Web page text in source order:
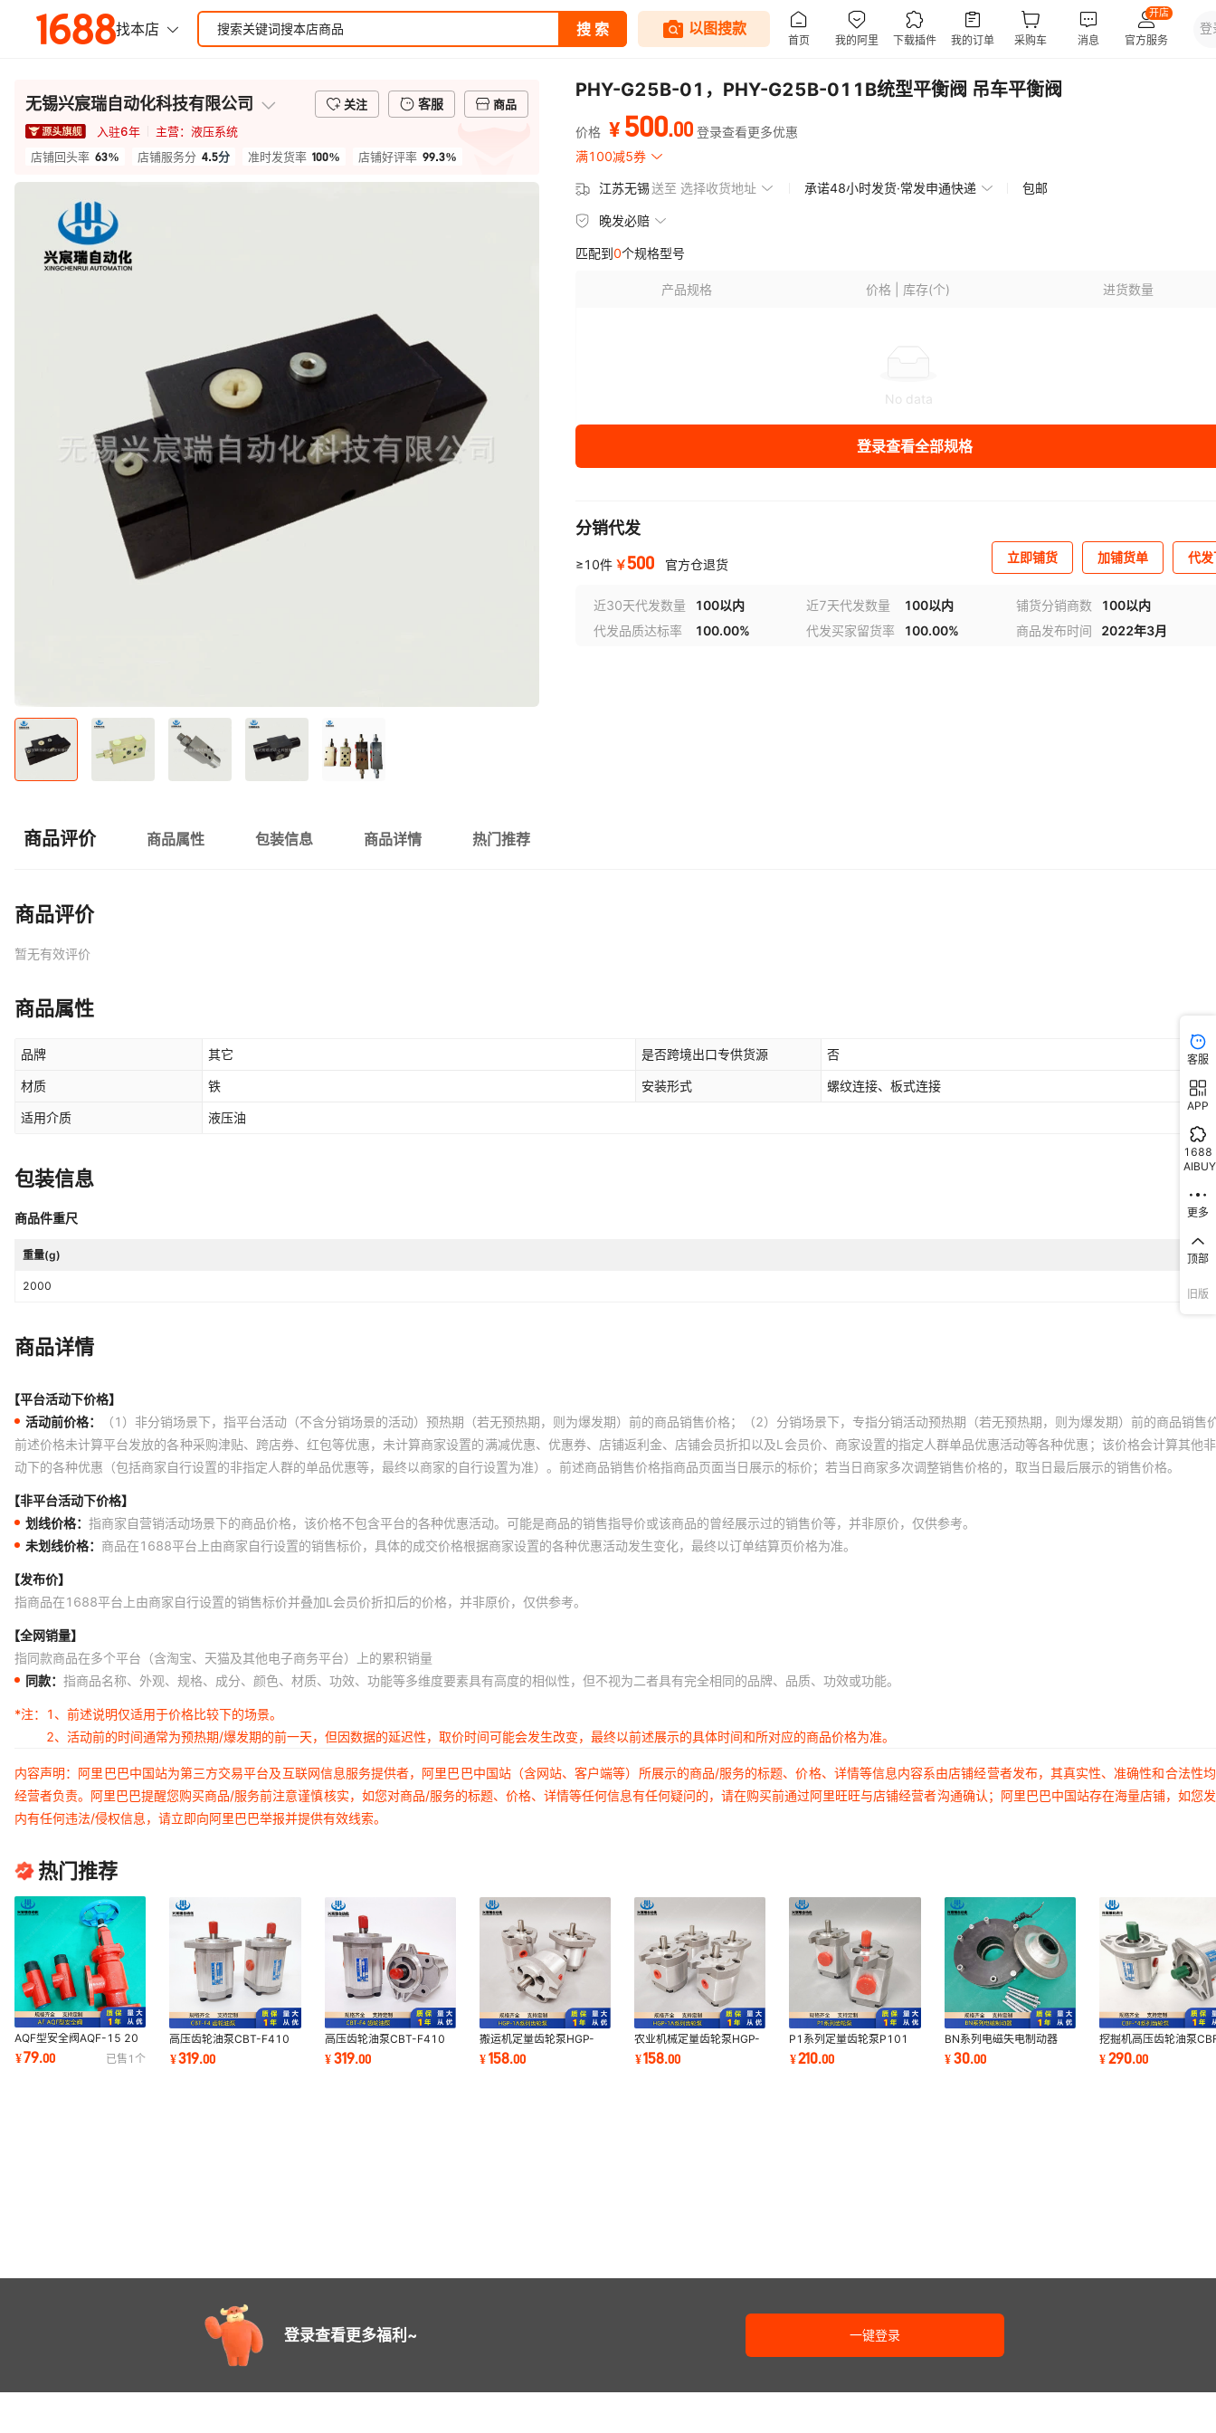
无锡兴宸瑞自动化科技有限公司 关注 客服
商品
入驻6年 主营：液压系统
店铺回头率 63% 店铺服务分 4.5分 准时发货率 100% 店铺好评率 99.3%
PHY-G25B-01，PHY-G25B-011B统型平衡阀 吊车平衡阀
价格 ¥ 500.00 登录查看更多优惠
满100减5券
江苏无锡送至 选择收货地址 承诺48小时发货·常发申通快递 包邮
晚发必赔
匹配到0个规格型号
产品规格 价格 | 库存(个) 进货数量
No data
登录查看全部规格
分销代发
≥10件 ￥500 官方仓退货 立即铺货 加铺货单 代
近30天代发数量 100以内 近7天代发数量 100以内 铺货分销商数
100以内
代发品质达标率
100.00% 代发买家留货率 100.00% 商品发布时间 2022年3月
商品评价 商品属性 包装信息 商品详情 热门推荐
商品评价
暂无有效评价
商品属性
品牌 其它 是否跨境出口专供货源 否
材质 铁 安装形式 螺纹连接、板式连接
适用介质 液压油
包装信息
商品件重尺
重量(g)
2000
商品详情
【平台活动下价格】
活动前价格：
（1）非分销场景下，指平台活动（不含分销场景的活动）预热期（若无预热期，则为爆发期）前的商品销售价格；（2）分销场景下，专指分销活动预热期（若无预热期，则为爆发期）前的商品销售
前述价格未计算平台发放的各种采购津贴、跨店券、红包等优惠，未计算商家设置的满减优惠、优惠券、店铺返利金、店铺会员折扣以及L会员价、商家设置的指定人群单品优惠活动等各种优惠；该价格会计算其他
动下的各种优惠（包括商家自行设置的非指定人群的单品优惠等，最终以商家的自行设置为准）。前述商品销售价格指商品页面当日展示的标价；若当日商家多次调整销售价格的，取当日最后展示的销售价格。
【非平台活动下价格】
划线价格： 指商家自营销活动场景下的商品价格，该价格不包含平台的各种优惠活动。可能是商品的销售指导价或该商品的曾经展示过的销售价等，并非原价，仅供参考。
未划线价格： 商品在1688平台上由商家自行设置的销售标价，具体的成交价格根据商家设置的各种优惠活动发生变化，最终以订单结算页价格为准。
【发布价】
指商品在1688平台上由商家自行设置的销售标价并叠加L会员价折扣后的价格，并非原价，仅供参考。
【全网销量】
指同款商品在多个平台（含淘宝、天猫及其他电子商务平台）上的累积销量
同款： 指商品名称、外观、规格、成分、颜色、材质、功效、功能等多维度要素具有高度的相似性，但不视为二者具有完全相同的品牌、品质、功效或功能。
*注：
1、前述说明仅适用于价格比较下的场景。
2、活动前的时间通常为预热期/爆发期的前一天，但因数据的延迟性，取价时间可能会发生改变，最终以前述展示的具体时间和所对应的商品价格为准。
内容声明：阿里巴巴中国站为第三方交易平台及互联网信息服务提供者，阿里巴巴中国站（含网站、客户端等）所展示的商品/服务的标题、价格、详情等信息内容系由店铺经营者发布，其真实性、准确性和合法性
经营者负责。阿里巴巴提醒您购买商品/服务前注意谨慎核实，如您对商品/服务的标题、价格、详情等任何信息有任何疑问的，请在购买前通过阿里旺旺与店铺经营者沟通确认；阿里巴巴中国站存在海量店铺，如您
内有任何违法/侵权信息，请立即向阿里巴巴举报并提供有效线索。
热门推荐
AQF型安全阀AQF-15 20
25 AQF-32 40 50 80
100泄压管道压力调节
¥79.00 已售 1 个
高压齿轮油泵CBT-F410
CBT-F412.5 CBT-F414
CBT-F416 CBT-F419.2
¥319.00
高压齿轮油泵CBT-F410
CBT-F412.5 CBT-F414
CBT-F416 CBT-F419.2
¥319.00
搬运机定量齿轮泵HGP-
1A-F1R HGP-1A-F2R
HGP-1A-F3R HGP-1A-
¥158.00
农业机械定量齿轮泵HGP-
1A-F5R HGP-1A-F6R
HGP-1A-F8R质保1年
¥158.00
P1系列定量齿轮泵P101
P102 P127 P135 P104
P105 P106 P107 P109
¥210.00
BN系列电磁失电制动器
BN-16 BN-18 BN-20
BN-25 BN-30电压170V
¥30.00
挖掘机高压齿轮油泵
F412.5-ALH CBF-
ALH CBF-F416-ALH
¥290.00
登录查看更多福利~ 一键登录
客服
APP
1688
AIBUY
更多
顶部
旧版